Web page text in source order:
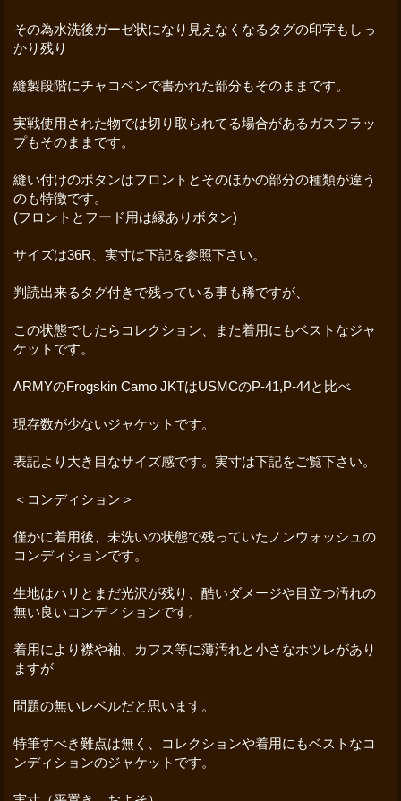
その為水洗後ガーゼ状になり見えなくなるタグの印字もしっ
かり残り
縫製段階にチャコペンで書かれた部分もそのままです。
実戦使用された物では切り取られてる場合があるガスフラッ
プもそのままです。
縫い付けのボタンはフロントとそのほかの部分の種類が違う
のも特徴です。
(フロントとフード用は縁ありボタン)
サイズは36R、実寸は下記を参照下さい。
判読出来るタグ付きで残っている事も稀ですが、
この状態でしたらコレクション、また着用にもベストなジャ
ケットです。
ARMYのFrogskin Camo JKTはUSMCのP-41,P-44と比べ
現存数が少ないジャケットです。
表記より大き目なサイズ感です。実寸は下記をご覧下さい。
＜コンディション＞
僅かに着用後、未洗いの状態で残っていたノンウォッシュの
コンディションです。
生地はハリとまだ光沢が残り、酷いダメージや目立つ汚れの
無い良いコンディションです。
着用により襟や袖、カフス等に薄汚れと小さなホツレがあり
ますが
問題の無いレベルだと思います。
特筆すべき難点は無く、コレクションや着用にもベストなコ
ンディションのジャケットです。